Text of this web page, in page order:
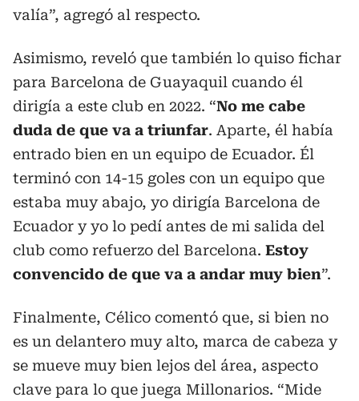
valía”, agregó al respecto.
Asimismo, reveló que también lo quiso fichar
para Barcelona de Guayaquil cuando él
dirigía a este club en 2022. “No me cabe
duda de que va a triunfar. Aparte, él había
entrado bien en un equipo de Ecuador. Él
terminó con 14-15 goles con un equipo que
estaba muy abajo, yo dirigía Barcelona de
Ecuador y yo lo pedí antes de mi salida del
club como refuerzo del Barcelona. Estoy
convencido de que va a andar muy bien”.
Finalmente, Célico comentó que, si bien no
es un delantero muy alto, marca de cabeza y
se mueve muy bien lejos del área, aspecto
clave para lo que juega Millonarios. “Mide